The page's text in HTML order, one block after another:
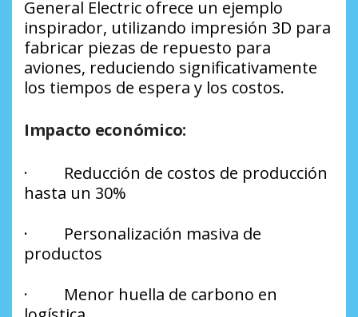
General Electric ofrece un ejemplo
inspirador, utilizando impresión 3D para
fabricar piezas de repuesto para
aviones, reduciendo significativamente
los tiempos de espera y los costos.
Impacto económico:
· Reducción de costos de producción
hasta un 30%
· Personalización masiva de
productos
· Menor huella de carbono en